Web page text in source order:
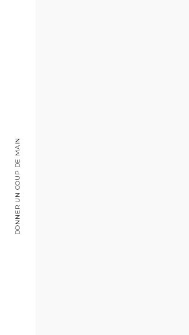
DONNER UN COUP DE MAIN